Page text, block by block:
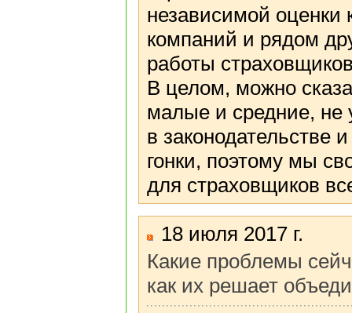
независимой оценки
компаний и рядом
работы
В целом, можно
малые и средние, не
в законодательстве
гонки, поэтому мы
для страховщиков
18 июля 2017 г.
Какие проблемы
как их решает